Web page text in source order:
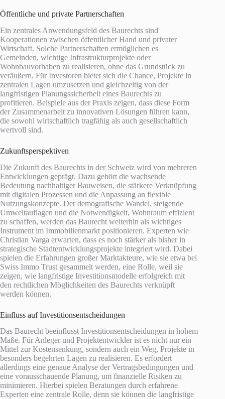
Öffentliche und private Partnerschaften
Ein zentrales Anwendungsfeld des Baurechts sind
Kooperationen zwischen öffentlicher Hand und privater
Wirtschaft. Solche Partnerschaften ermöglichen es
Gemeinden, wichtige Infrastrukturprojekte oder
Wohnbauvorhaben zu realisieren, ohne das Grundstück zu
veräußern. Für Investoren bietet sich die Chance, Projekte in
zentralen Lagen umzusetzen und gleichzeitig von der
langfristigen Planungssicherheit eines Baurechts zu
profitieren. Beispiele aus der Praxis zeigen, dass diese Form
der Zusammenarbeit zu innovativen Lösungen führen kann,
die sowohl wirtschaftlich tragfähig als auch gesellschaftlich
wertvoll sind.
Zukunftsperspektiven
Die Zukunft des Baurechts in der Schweiz wird von mehreren
Entwicklungen geprägt. Dazu gehört die wachsende
Bedeutung nachhaltiger Bauweisen, die stärkere Verknüpfung
mit digitalen Prozessen und die Anpassung an flexible
Nutzungskonzepte. Der demografische Wandel, steigende
Umweltauflagen und die Notwendigkeit, Wohnraum effizient
zu schaffen, werden das Baurecht weiterhin als wichtiges
Instrument im Immobilienmarkt positionieren. Experten wie
Christian Varga erwarten, dass es noch stärker als bisher in
strategische Stadtentwicklungsprojekte integriert wird. Dabei
spielen die Erfahrungen großer Marktakteure, wie sie etwa bei
Swiss Immo Trust gesammelt werden, eine Rolle, weil sie
zeigen, wie langfristige Investitionsmodelle erfolgreich mit
den rechtlichen Möglichkeiten des Baurechts verknüpft
werden können.
Einfluss auf Investitionsentscheidungen
Das Baurecht beeinflusst Investitionsentscheidungen in hohem
Maße. Für Anleger und Projektentwickler ist es nicht nur ein
Mittel zur Kostensenkung, sondern auch ein Weg, Projekte in
besonders begehrten Lagen zu realisieren. Es erfordert
allerdings eine genaue Analyse der Vertragsbedingungen und
eine vorausschauende Planung, um finanzielle Risiken zu
minimieren. Hierbei spielen Beratungen durch erfahrene
Experten eine zentrale Rolle, denn sie können die langfristige